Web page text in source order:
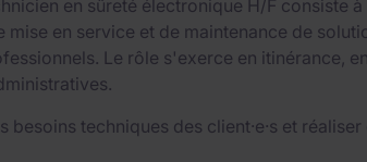
en sûreté électronique H/F consiste
mise en service et de maintenance de
Le rôle s'exerce en itinérance,
besoins techniques des client·e·s et